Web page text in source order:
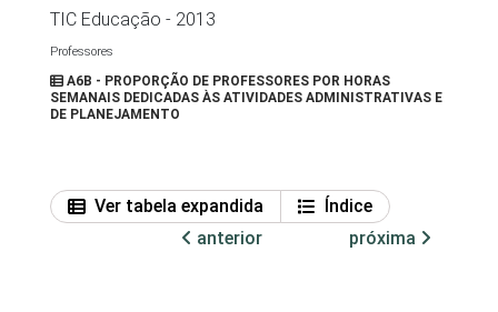
TIC Educação - 2013
Professores
A6B - PROPORÇÃO DE PROFESSORES POR HORAS
SEMANAIS DEDICADAS ÀS ATIVIDADES ADMINISTRATIVAS E
DE PLANEJAMENTO
Ver tabela expandida
Índice
anterior
próxima